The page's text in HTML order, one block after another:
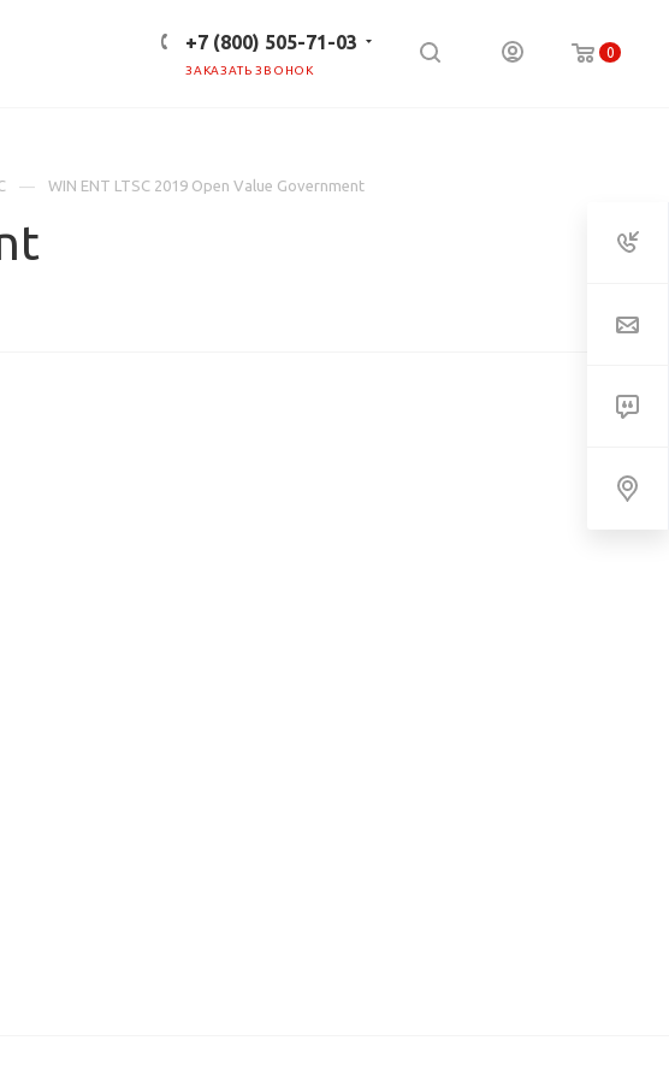
0
+7 (800) 505-71-03
ЗАКАЗАТЬ ЗВОНОК
WIN ENT LTSC 2019 Open Value Government